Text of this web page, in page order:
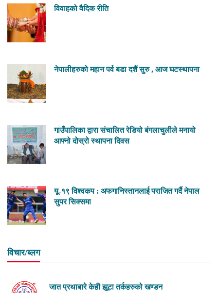
विवाहको वैदिक रीति
नेपालीहरुको महान पर्व बडा दशैं सुरु , आज घटस्थापना
गाउँपालिका द्वारा संचालित रेडियो बंगलाचुलीले मनायो
आफ्नो दोस्रो स्थापना दिवस
यू-१९ विश्वकप : अफगानिस्तानलाई पराजित गर्दै नेपाल
सुपर सिक्समा
विचार/ब्लग
जात प्रथाबारे केही झूटा तर्कहरुको खण्डन